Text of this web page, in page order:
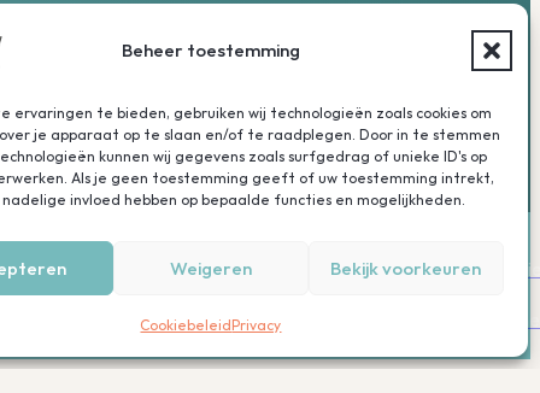
Beheer toestemming
ervaringen te bieden, gebruiken wij technologieën zoals cookies om
je apparaat op te slaan en/of te raadplegen. Door in te stemmen
kunnen wij gegevens zoals surfgedrag of unieke ID's op
Als je geen toestemming geeft of uw toestemming intrekt,
invloed hebben op bepaalde functies en mogelijkheden.
Weigeren Bekijk voorkeuren
CookiebeleidPrivacy
Privacy Cookies
Een